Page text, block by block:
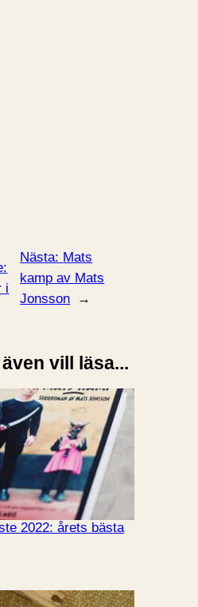
i
Nästa: Mats
kamp av Mats
Jonsson
→
vill läsa...
2022: årets bästa